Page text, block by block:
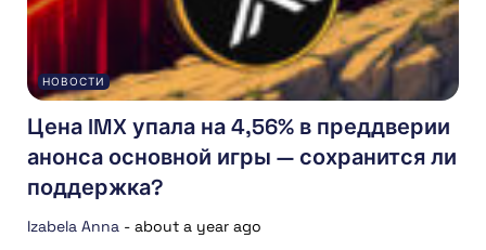
НОВОСТИ
Цена IMX упала на 4,56% в преддверии
анонса основной игры — сохранится ли
поддержка?
Izabela Anna - about a year ago